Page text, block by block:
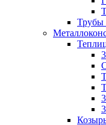
Трубы